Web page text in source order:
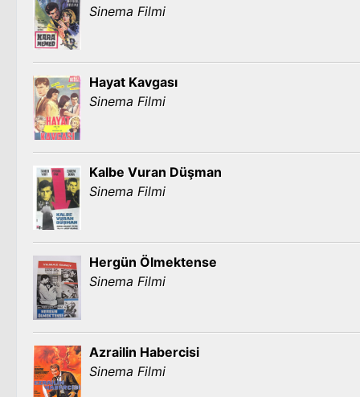
Sinema Filmi
Hayat Kavgası
Sinema Filmi
Kalbe Vuran Düşman
Sinema Filmi
Hergün Ölmektense
Sinema Filmi
Azrailin Habercisi
Sinema Filmi